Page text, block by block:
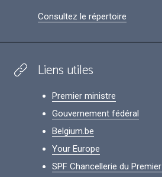
Consultez le répertoire
Liens utiles
Premier ministre
Gouvernement fédéral
Belgium.be
Your Europe
SPF Chancellerie du